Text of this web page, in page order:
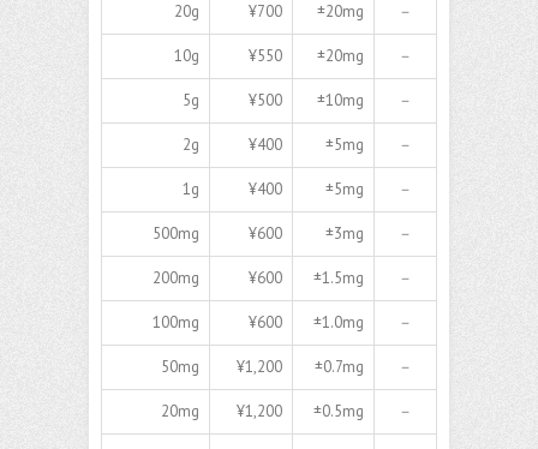
20g ¥700 ±20mg －
10g ¥550 ±20mg －
5g ¥500 ±10mg －
2g ¥400 ±5mg －
1g ¥400 ±5mg －
500mg ¥600 ±3mg －
200mg ¥600 ±1.5mg －
100mg ¥600 ±1.0mg －
50mg ¥1,200 ±0.7mg －
20mg ¥1,200 ±0.5mg －